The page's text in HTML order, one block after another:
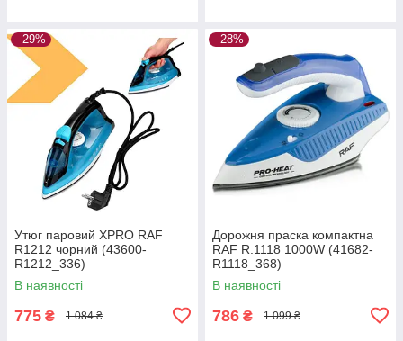
–29%
Утюг паровий XPRO RAF
R1212 чорний (43600-
R1212_336)
В наявності
775 ₴ 1 084 ₴
–28%
Дорожня праска компактна
RAF R.1118 1000W (41682-
R1118_368)
В наявності
786 ₴ 1 099 ₴